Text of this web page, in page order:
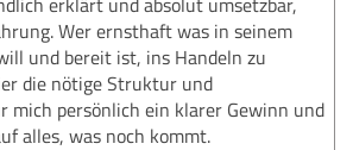
Wer ernsthaft was in seinem
und bereit ist, ins Handeln zu
die nötige Struktur und
mich persönlich ein klarer Gewinn und
alles, was noch kommt.